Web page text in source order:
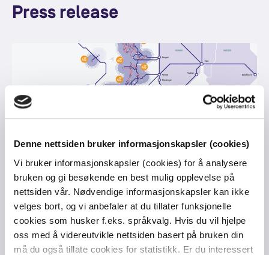
Denne nettsiden bruker informasjonskapsler (cookies)
Vi bruker informasjonskapsler (cookies) for å analysere
bruken og gi besøkende en best mulig opplevelse på
nettsiden vår. Nødvendige informasjonskapsler kan ikke
velges bort, og vi anbefaler at du tillater funksjonelle
cookies som husker f.eks. språkvalg. Hvis du vil hjelpe
oss med å videreutvikle nettsiden basert på bruken din
må du også tillate cookies for statistikk. Er du interessert
Press release
OFFSHORE NORTH SEA OIL & GAS
REMOTE CONTROL -LOW LATENCY-HIGH CAPACITY-SPECTRUM-
Tampnet Wins 700MHz Spectrum
Licenses in the Netherlands